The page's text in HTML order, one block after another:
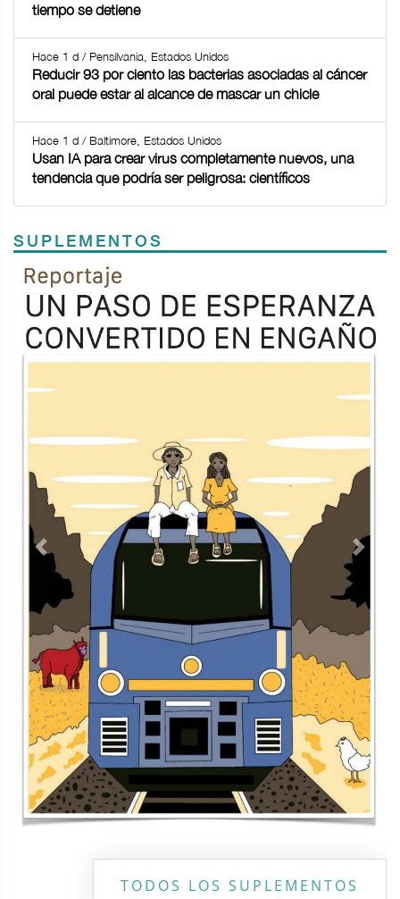
tiempo se detiene
Hace 1 d / Pensilvania, Estados Unidos
Reducir 93 por ciento las bacterias asociadas al cáncer
oral puede estar al alcance de mascar un chicle
Hace 1 d / Baltimore, Estados Unidos
Usan IA para crear virus completamente nuevos, una
tendencia que podría ser peligrosa: científicos
SUPLEMENTOS
Previous Next
TODOS LOS SUPLEMENTOS